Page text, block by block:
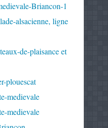
Briancon-1
alsacienne, ligne
de-plaisance et
plouescat
medievale
medievale